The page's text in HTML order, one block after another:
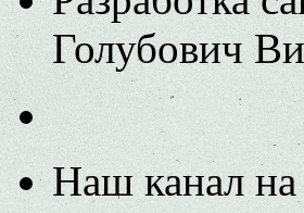
Голубович
Наш канал